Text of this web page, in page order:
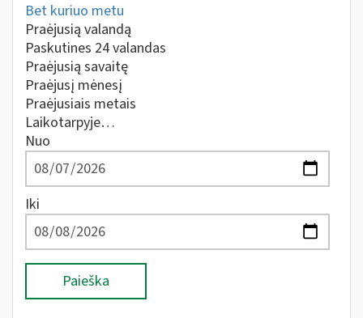
Bet kuriuo metu
Praėjusią valandą
Paskutines 24 valandas
Praėjusią savaitę
Praėjusį mėnesį
Praėjusiais metais
Laikotarpyje…
Nuo
Iki
Paieška